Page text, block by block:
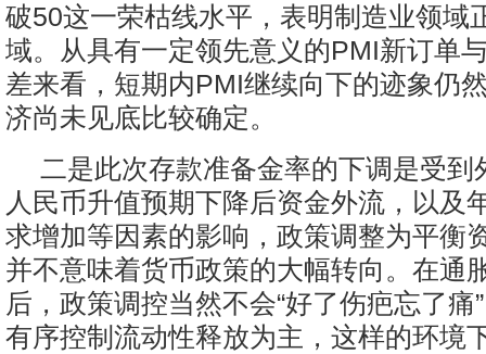
破50这一荣枯线水平，表明制造业领域
域。从具有一定领先意义的PMI新订单
差来看，短期内PMI继续向下的迹象仍
济尚未见底比较确定。
二是此次存款准备金率的下调是受到
人民币升值预期下降后资金外流，以及
求增加等因素的影响，政策调整为平衡
并不意味着货币政策的大幅转向。在通
后，政策调控当然不会“好了伤疤忘了痛
有序控制流动性释放为主，这样的环境